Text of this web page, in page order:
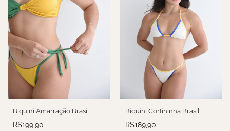
Biquini Amarração Brasil
R$199,90
Biquini Cortininha Brasil
R$189,90